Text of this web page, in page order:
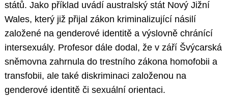
států. Jako příklad uvádí australský stát Nový Jižní
Wales, který již přijal zákon kriminalizující násilí
založené na genderové identitě a výslovně chránící
intersexuály. Profesor dále dodal, že v září Švýcarská
sněmovna zahrnula do trestního zákona homofobii a
transfobii, ale také diskriminaci založenou na
genderové identitě či sexuální orientaci.